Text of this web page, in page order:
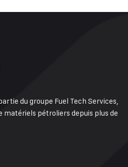
du groupe Fuel Tech Services,
matériels pétroliers depuis plus de